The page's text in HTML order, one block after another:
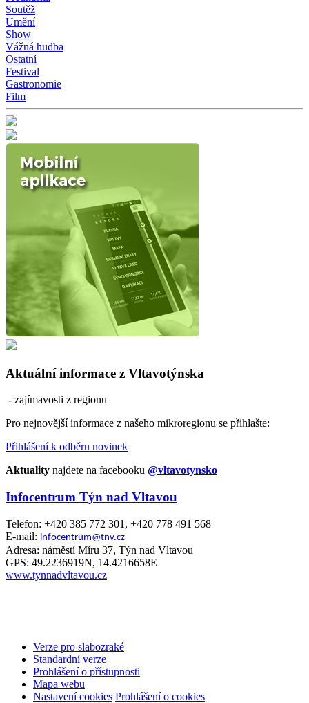
Soutěž
Umění
Show
Vážná hudba
Ostatní
Festival
Gastronomie
Film
Aktuální informace z Vltavotýnska
- zajímavosti z regionu
Pro nejnovější informace z našeho mikroregionu se přihlašte:
Přihlášení k odběru novinek
Aktuality najdete na facebooku @vltavotynsko
Infocentrum Týn nad Vltavou
Telefon: +420 385 772 301, +420 778 491 568
E-mail: infocentrum@tnv.cz
Adresa: náměstí Míru 37, Týn nad Vltavou
GPS: 49.2236919N, 14.4216658E
www.tynnadvltavou.cz
Verze pro slabozraké
Standardní verze
Prohlášení o přístupnosti
Mapa webu
Nastavení cookies Prohlášení o cookies